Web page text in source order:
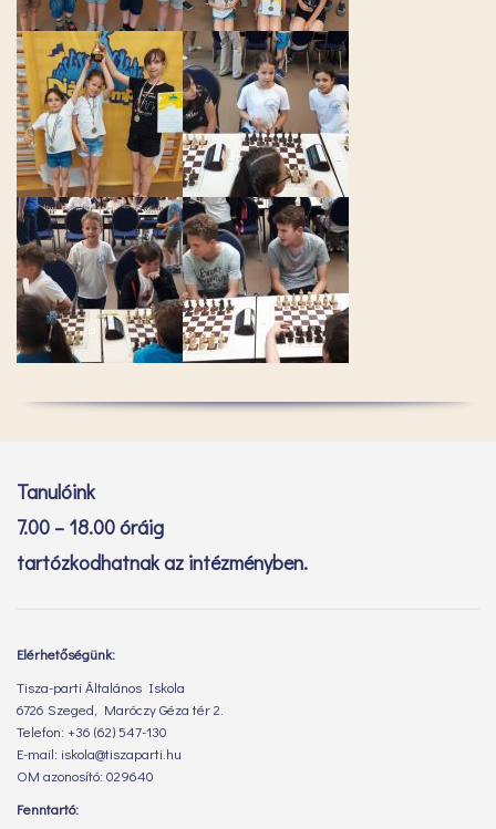
Tanulóink
7.00 – 18.00 óráig
tartózkodhatnak az intézményben.
Elérhetőségünk:
Tisza-parti Általános Iskola
6726 Szeged, Maróczy Géza tér 2.
Telefon: +36 (62) 547-130
E-mail: iskola@tiszaparti.hu
OM azonosító: 029640
Fenntartó: